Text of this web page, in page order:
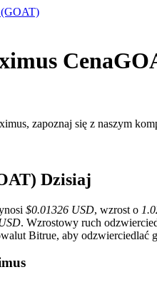
jako zabezpieczenie
(GOAT)
Cena
zapoznaj się z naszym
Dzisiaj
$0.01326 USD, wzrost o
. Wzrostowy ruch
Bitrue, aby odzwierciedlać